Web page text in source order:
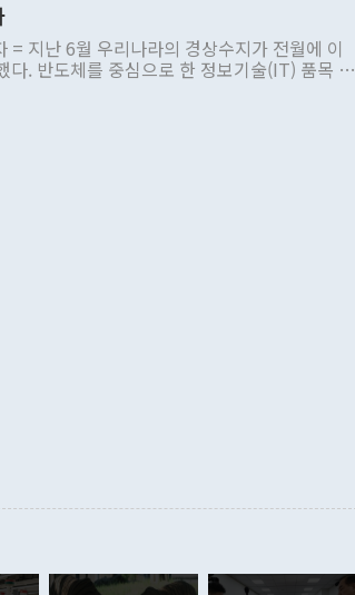
적 구상'이라는 비판을 내놨다. 그동안 정 장
물의를 빚은 적은 여러 번 있지만 대통령과 유
부정적 입장을 표명한 것은 이례적이다. 정 장
권을 제어해야 한다는 목소리도 높아지고 있
점에서 흘러간 선(先)비핵화만 되뇌는 것은
하기 위해 최선을 다할 것"이라고 말했다. 하
연 한반도의 평화와 안정에 플러스냐, 결론적
에서 정 장관이 언급한 '4자 회담'에 대해 "이상
크에서 열리는 '동방경제포럼(EEF)'을 언급하
= 지난 6월 우리나라의 경상수지가 전월에 이
다. 반도체를 중심으로 한 정보기술(IT) 품목 수
억달러를 넘어섰다. 상품수입은 644억8000만
변기기(SSD)는 282.7% 증가했다. IT 품목
IT 품목도 ▲석유제품(47.5%) ▲화공품
료수지는 전월 흑자에서 4억4000만달러 적자
배당소득을 중심으로 32억7000만달러 흑자
전월 분기배당에 따른 기저효과로 배당지급이
달러)을 넘어선 것이다. 직접투자에서는 내국